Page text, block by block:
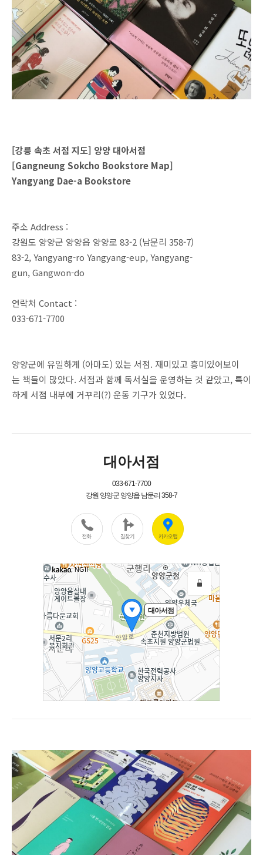
[강릉 속초 서점 지도] 양양 대아서점
[Gangneung Sokcho Bookstore Map]
Yangyang Dae-a Bookstore
주소 Address :
강원도 양양군 양양읍 양양로 83-2 (남문리 358-7)
83-2, Yangyang-ro Yangyang-eup, Yangyang-
gun, Gangwon-do
연락처 Contact :
033-671-7700
양양군에 유일하게 (아마도) 있는 서점. 재미있고 흥미있어보이
는 책들이 많았다. 서점과 함께 독서실을 운영하는 것 같았고, 특이
하게 서점 내부에 거꾸리(?) 운동 기구가 있었다.